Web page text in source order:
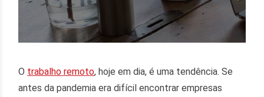
O trabalho remoto, hoje em dia, é uma tendência. Se
antes da pandemia era difícil encontrar empresas